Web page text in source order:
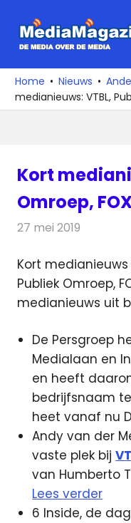
naar
media
over
de
Home Nieuws
medianieuws: VTBL,
Kort
Omroep,
27 mei 2019
Kort
Publiek Omroep,
medianieuws uit
De Persgroep
Medialaan en
en heeft
bedrijfsnaam
heet vanaf nu
Andy van der
vaste plek bij
van Humberto
Lees verder
6 Inside, de